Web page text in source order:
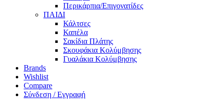
Περικάρπια/Επιγονατίδες
ΠΑΙΔΙ
Κάλτσες
Καπέλα
Σακίδια Πλάτης
Σκουφάκια Κολύμβησης
Γυαλάκια Κολύμβησης
Brands
Wishlist
Compare
Σύνδεση / Εγγραφή